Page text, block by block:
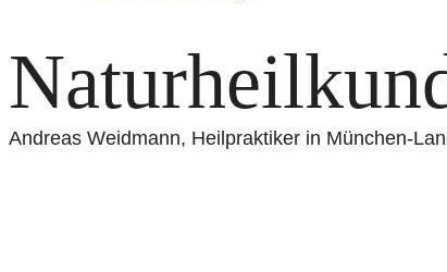
N
Andreas Weidmann, Heilpraktiker in München-